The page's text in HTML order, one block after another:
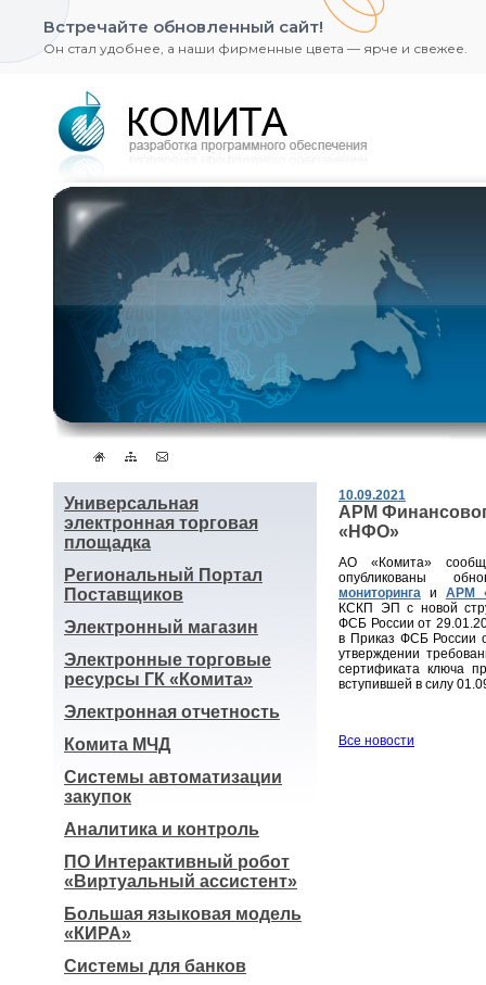
Встречайте обновленный сайт!
Он стал удобнее, а наши фирменные цвета — ярче и свежее.
Универсальная
электронная торговая
площадка
Региональный Портал
Поставщиков
Электронный магазин
Электронные торговые
ресурсы ГК «Комита»
Электронная отчетность
Комита МЧД
Системы автоматизации
закупок
Аналитика и контроль
ПО Интерактивный робот
«Виртуальный ассистент»
Большая языковая модель
«КИРА»
Системы для банков
10.09.2021
АРМ
«НФО»
АО «Комита»
опубликованы
мониторинга и АРМ
КСКП ЭП с новой
ФСБ России от
в Приказ ФСБ России
утверждении
сертификата ключа
вступившей в силу
Все новости